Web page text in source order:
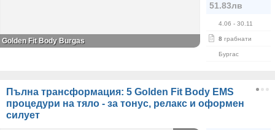
51.83лв
4.06 - 30.11
8 грабнати
Бургас
Golden Fit Body Burgas
Пълна трансформация: 5 Golden Fit Body EMS
процедури на тяло - за тонус, релакс и оформен
силует